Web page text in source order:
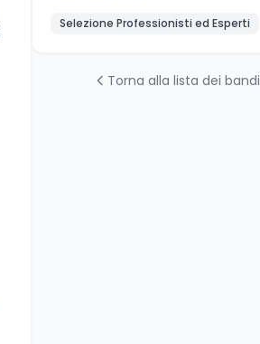
Selezione Professionisti ed Esperti
Torna alla lista dei bandi